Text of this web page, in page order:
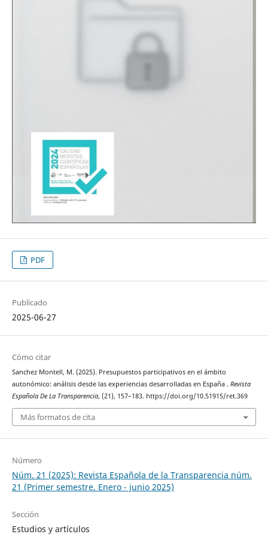
PDF
Publicado
2025-06-27
Cómo citar
Sanchez Montell, M. (2025). Presupuestos participativos en el ámbito
autonómico: análisis desde las experiencias desarrolladas en España . Revista
Española De La Transparencia, (21), 157–183. https://doi.org/10.51915/ret.369
Más formatos de cita
Número
Núm. 21 (2025): Revista Española de la Transparencia núm.
21 (Primer semestre. Enero - junio 2025)
Sección
Estudios y artículos